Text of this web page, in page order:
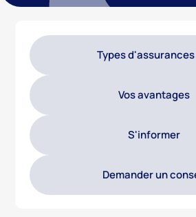
Types
Vos avantages
S'informer
Demander un